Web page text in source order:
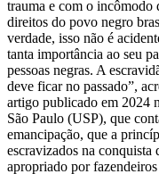
trauma e com o incômodo
direitos do povo negro
verdade, isso não é
tanta importância ao seu
pessoas negras. A
deve ficar no passado”,
artigo publicado em 2024
São Paulo (USP), que
emancipação, que a
escravizados na conquista
apropriado por